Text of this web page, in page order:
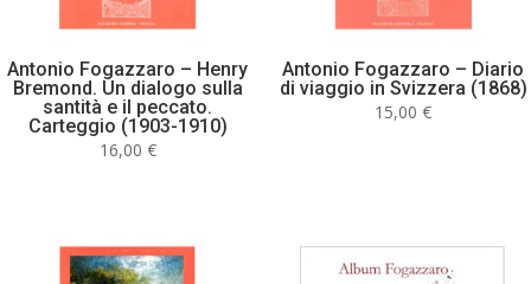
Antonio Fogazzaro – Henry
Bremond. Un dialogo sulla
santità e il peccato.
Carteggio (1903-1910)
16,00 €
Antonio Fogazzaro – Diario
di viaggio in Svizzera (1868)
15,00€